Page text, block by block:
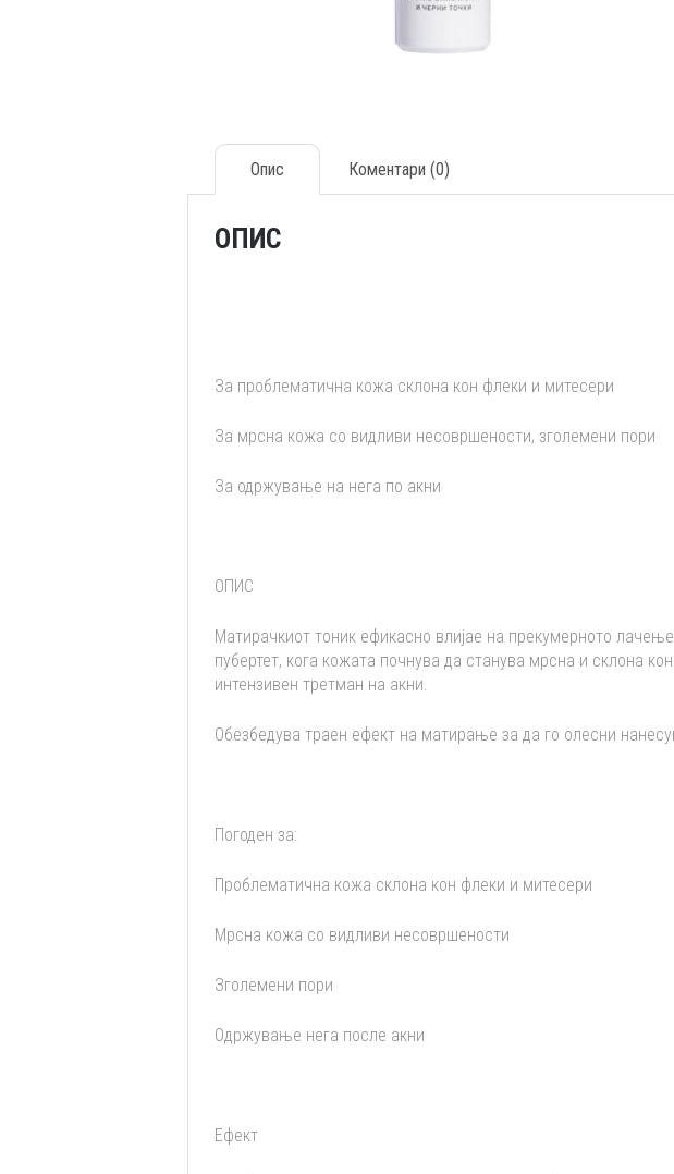
Опис Коментари (0)
ОПИС
За проблематична кожа склона кон флеки и митесери
За мрсна кожа со видливи несовршености, зголемени пори
За одржување на нега по акни
ОПИС
Матирачкиот тоник ефикасно влијае на прекумерното
пубертет, кога кожата почнува да станува мрсна и склона
интензивен третман на акни.
Обезбедува траен ефект на матирање за да го олесни
Погоден за:
Проблематична кожа склона кон флеки и митесери
Мрсна кожа со видливи несовршености
Зголемени пори
Одржување нега после акни
Ефект